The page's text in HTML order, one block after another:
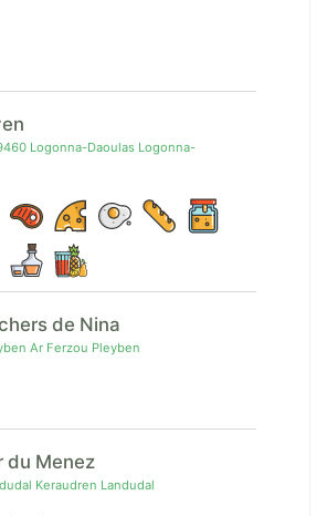
Logonna-Daoulas Logonna-
de Nina
Ar Ferzou Pleyben
du Menez
Keraudren Landudal